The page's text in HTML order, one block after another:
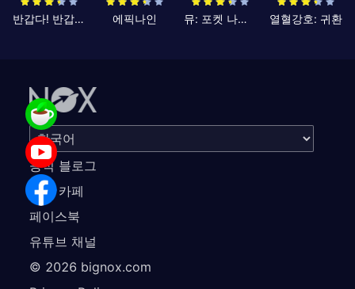
반갑다! 반갑삼국지 에픽나인 뮤: 포켓 나이츠 열혈강호: 귀환
공식 블로그
공식 카페
페이스북
유튜브 채널
© 2026 bignox.com